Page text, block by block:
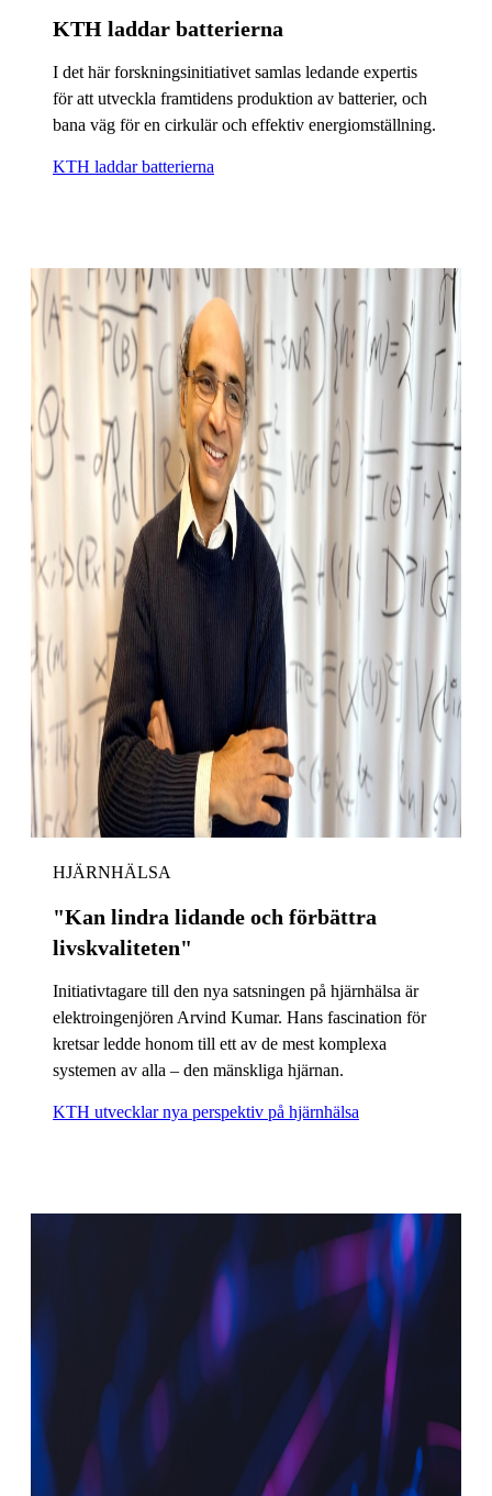
KTH laddar batterierna
I det här forskningsinitiativet samlas ledande expertis
för att utveckla framtidens produktion av batterier, och
bana väg för en cirkulär och effektiv energiomställning.
KTH laddar batterierna
HJÄRNHÄLSA
"Kan lindra lidande och förbättra
livskvaliteten"
Initiativtagare till den nya satsningen på hjärnhälsa är
elektroingenjören Arvind Kumar. Hans fascination för
kretsar ledde honom till ett av de mest komplexa
systemen av alla – den mänskliga hjärnan.
KTH utvecklar nya perspektiv på hjärnhälsa